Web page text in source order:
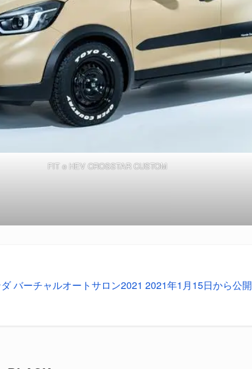
FIT e HEV CROSSTAR CUSTOM
バーチャルオートサロン2021 2021年1月15日から公開